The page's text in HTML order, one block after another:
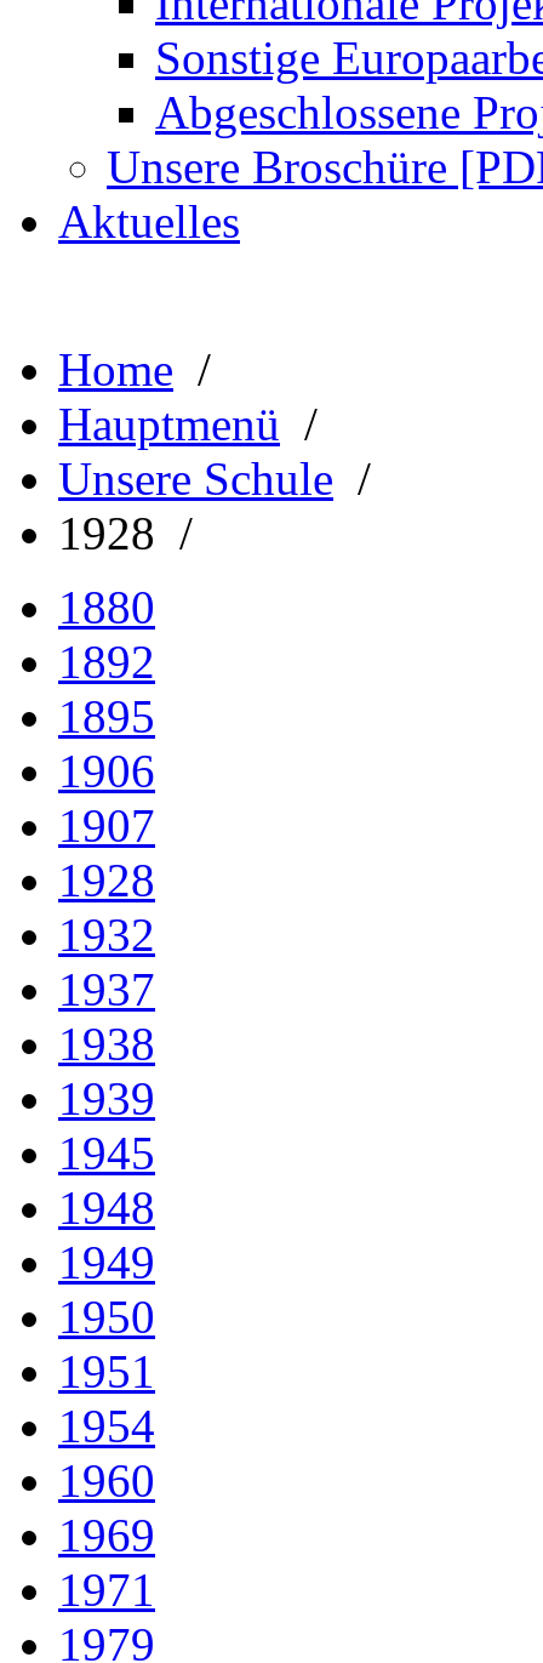
Sonstige
Abgeschlossene
Unsere Broschüre
Aktuelles
Home /
Hauptmenü /
Unsere Schule /
1928 /
1880
1892
1895
1906
1907
1928
1932
1937
1938
1939
1945
1948
1949
1950
1951
1954
1960
1969
1971
1979